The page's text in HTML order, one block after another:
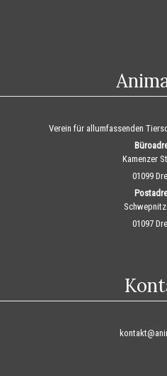
Verein für allumfassenden
Kamenzer
01099
01097